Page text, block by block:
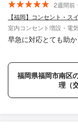
2週間前
【福岡】コンセント・ス
室内コンセント増設・電
早急に対応とても助
福岡県福岡市南区
理（